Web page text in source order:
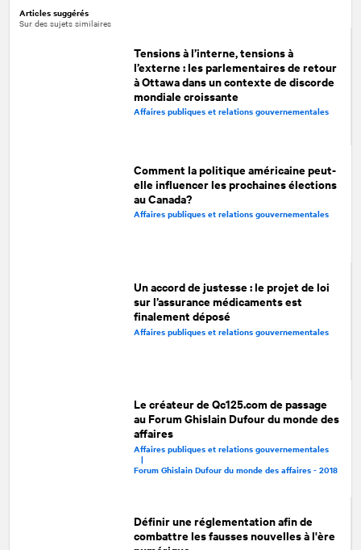
Articles suggérés
Sur des sujets similaires
Tensions à l’interne, tensions à
l’externe : les parlementaires de retour
à Ottawa dans un contexte de discorde
mondiale croissante
Affaires publiques et relations gouvernementales
Comment la politique américaine peut-
elle influencer les prochaines élections
au Canada?
Affaires publiques et relations gouvernementales
Un accord de justesse : le projet de loi
sur l’assurance médicaments est
finalement déposé
Affaires publiques et relations gouvernementales
Le créateur de Qc125.com de passage
au Forum Ghislain Dufour du monde des
affaires
Affaires publiques et relations gouvernementales
|
Forum Ghislain Dufour du monde des affaires - 2018
Définir une réglementation afin de
combattre les fausses nouvelles à l'ère